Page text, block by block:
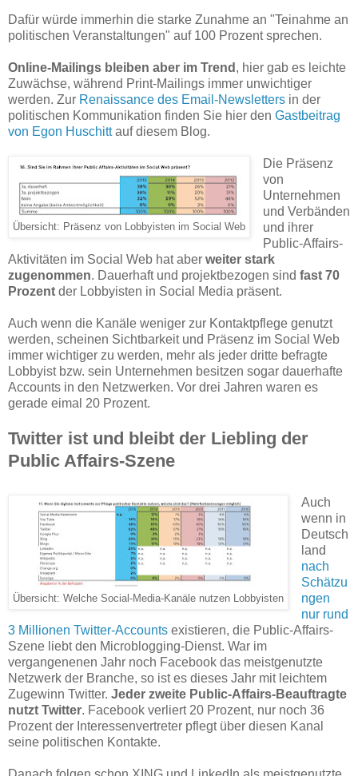
Dafür würde immerhin die starke Zunahme an "Teinahme an
politischen Veranstaltungen" auf 100 Prozent sprechen.
Online-Mailings bleiben aber im Trend , hier gab es leichte
Zuwächse, während Print-Mailings immer unwichtiger
werden. Zur Renaissance des Email-Newsletters in der
politischen Kommunikation finden Sie hier den Gastbeitrag
von Egon Huschittauf diesem Blog.
Übersicht: Präsenz von Lobbyisten im Social Web
Die Präsenz
von
Unternehmen
und Verbänden
und ihrer
Public-Affairs-
Aktivitäten im Social Web hat aber weiter stark
zugenommen. Dauerhaft und projektbezogen sind fast 70
Prozent der Lobbyisten in Social Media präsent.
Auch wenn die Kanäle weniger zur Kontaktpflege genutzt
werden, scheinen Sichtbarkeit und Präsenz im Social Web
immer wichtiger zu werden, mehr als jeder dritte befragte
Lobbyist bzw. sein Unternehmen besitzen sogar dauerhafte
Accounts in den Netzwerken. Vor drei Jahren waren es
gerade eimal 20 Prozent.
Twitter ist und bleibt der Liebling der
Public Affairs-Szene
Übersicht: Welche Social-Media-Kanäle nutzen Lobbyisten
Auch
wenn in
Deutsch
land
nach
Schätzu
ngen
nur rund
3 Millionen Twitter-Accounts existieren, die Public-Affairs-
Szene liebt den Microblogging-Dienst. War im
vergangenenen Jahr noch Facebook das meistgenutzte
Netzwerk der Branche, so ist es dieses Jahr mit leichtem
Zugewinn Twitter. Jeder zweite Public-Affairs-Beauftragte
nutzt Twitter. Facebook verliert 20 Prozent, nur noch 36
Prozent der Interessenvertreter pflegt über diesen Kanal
seine politischen Kontakte.